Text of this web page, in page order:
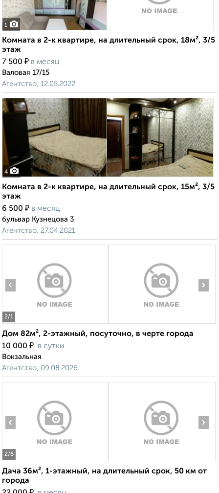
1
Комната в 2-к квартире, на длительный срок, 18м², 3/5
этаж
7 500 ₽ в месяц
Валовая 17/15
Агентство, 12.05.2022
4
Комната в 2-к квартире, на длительный срок, 15м², 3/5
этаж
6 500 ₽ в месяц
бульвар Кузнецова 3
Агентство, 27.04.2021
2/1
‹ ›
Дом 82м², 2-этажный, посуточно, в черте города
10 000 ₽ в сутки
Вокзальная
Агентство, 09.08.2026
2/6
‹ ›
Дача 36м², 1-этажный, на длительный срок, 50 км от
города